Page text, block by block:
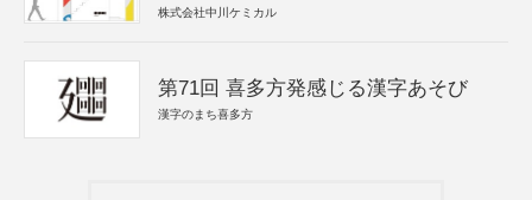
株式会社中川ケミカル
第71回 喜多方発感じる漢字あそび
漢字のまち喜多方